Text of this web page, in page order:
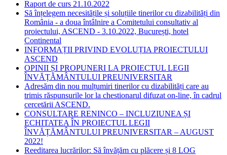
Raport de curs 21.10.2022
Să înțelegem necesitățile și soluțiile tinerilor cu dizabilități din
România - a doua întâlnire a Comitetului consultativ al
proiectului, ASCEND - 3.10.2022, București, hotel
Continental
INFORMAȚII PRIVIND EVOLUȚIA PROIECTULUI
ASCEND
OPINII ȘI PROPUNERI LA PROIECTUL LEGII
ÎNVĂȚĂMÂNTULUI PREUNIVERSITAR
Adresăm din nou mulțumiri tinerilor cu dizabilități care au
trimis răspunsurile lor la chestionarul difuzat on-line, în cadrul
cercetării ASCEND.
CONSULTARE RENINCO – INCLUZIUNEA ȘI
ECHITATEA ÎN PROIECTUL LEGII
ÎNVĂȚĂMÂNTULUI PREUNIVERSITAR – AUGUST
2022!
Reeditarea lucrărilor: Să învățăm cu plăcere și 8 LOG